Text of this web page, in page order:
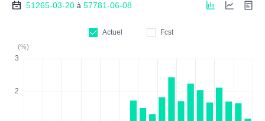
51265-03-20 à 57781-06-08
Actuel
Fcst
(%)